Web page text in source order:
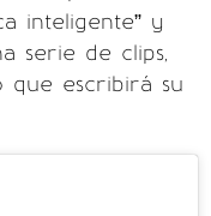
inteligente” y
serie de clips,
que escribirá su